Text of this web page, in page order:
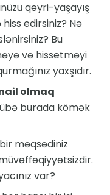
qeyri-yaşayış
edirsiniz? Nə
Bu
və hissetməyi
yaxşıdır.
olmaq
burada kömək
məqsədiniz
var?